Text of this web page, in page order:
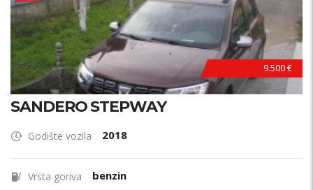
9.500 €
SANDERO STEPWAY
Godište vozila 2018
Vrsta goriva benzin